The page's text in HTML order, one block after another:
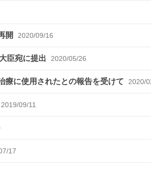
開 2020/09/16
臣宛に提出 2020/05/26
に使用されたとの報告を受けて 2020/
2019/09/11
17